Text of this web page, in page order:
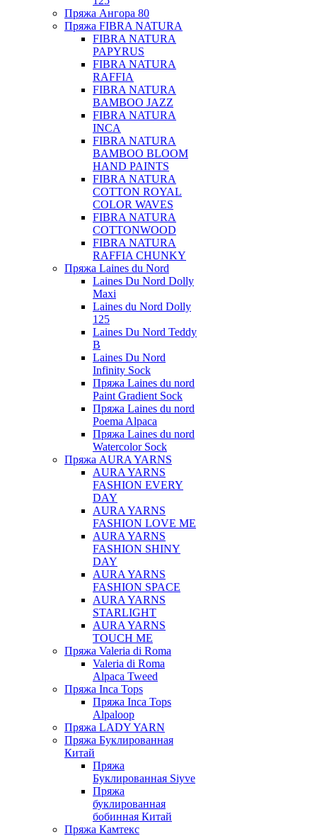
Пряжа Ангора 80
Пряжа FIBRA NATURA
FIBRA NATURA
PAPYRUS
FIBRA NATURA
RAFFIA
FIBRA NATURA
BAMBOO JAZZ
FIBRA NATURA
INCA
FIBRA NATURA
BAMBOO BLOOM
HAND PAINTS
FIBRA NATURA
COTTON ROYAL
COLOR WAVES
FIBRA NATURA
COTTONWOOD
FIBRA NATURA
RAFFIA CHUNKY
Пряжа Laines du Nord
Laines Du Nord Dolly
Maxi
Laines du Nord Dolly
125
Laines Du Nord Teddy
B
Laines Du Nord
Infinity Sock
Пряжа Laines du nord
Paint Gradient Sock
Пряжа Laines du nord
Poema Alpaca
Пряжа Laines du nord
Watercolor Sock
Пряжа AURA YARNS
AURA YARNS
FASHION EVERY
DAY
AURA YARNS
FASHION LOVE ME
AURA YARNS
FASHION SHINY
DAY
AURA YARNS
FASHION SPACE
AURA YARNS
STARLIGHT
AURA YARNS
TOUCH ME
Пряжа Valeria di Roma
Valeria di Roma
Alpaca Tweed
Пряжа Inca Tops
Пряжа Inca Tops
Alpaloop
Пряжа LADY YARN
Пряжа Буклированная
Китай
Пряжа
Буклированная Siyve
Пряжа
буклированная
бобинная Китай
Пряжа Камтекс